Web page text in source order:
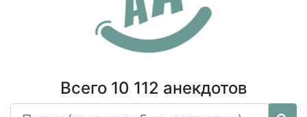
Всего 10 112 анекдотов